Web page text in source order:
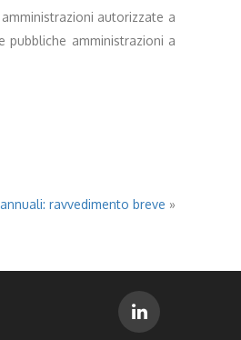
autorizzate a
pubbliche amministrazioni a
ravvedimento breve »